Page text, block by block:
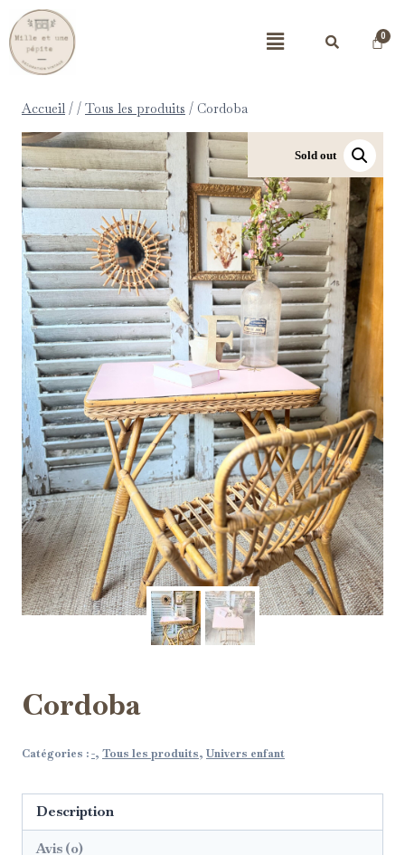
Accueil / / Tous les produits / Cordoba
Sold out
Cordoba
Catégories :-, Tous les produits, Univers enfant
Description
Avis (0)